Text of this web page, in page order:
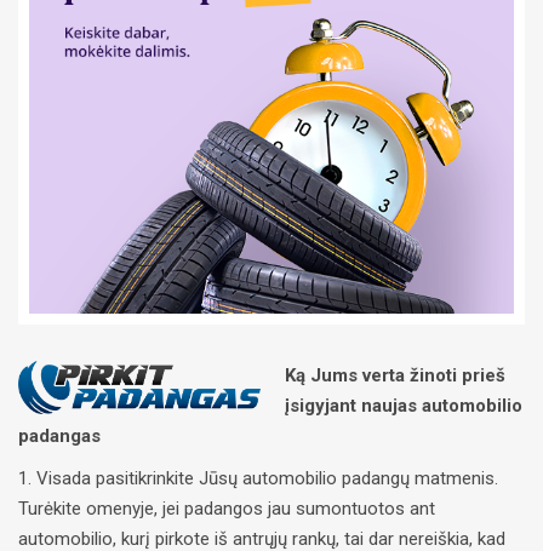
Ką Jums verta žinoti prieš
įsigyjant naujas automobilio
padangas
1. Visada pasitikrinkite Jūsų automobilio padangų matmenis.
Turėkite omenyje, jei padangos jau sumontuotos ant
automobilio, kurį pirkote iš antrųjų rankų, tai dar nereiškia, kad